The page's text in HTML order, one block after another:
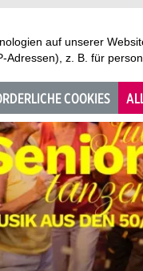
auf unserer
Adressen), z. B. für
COOKIES